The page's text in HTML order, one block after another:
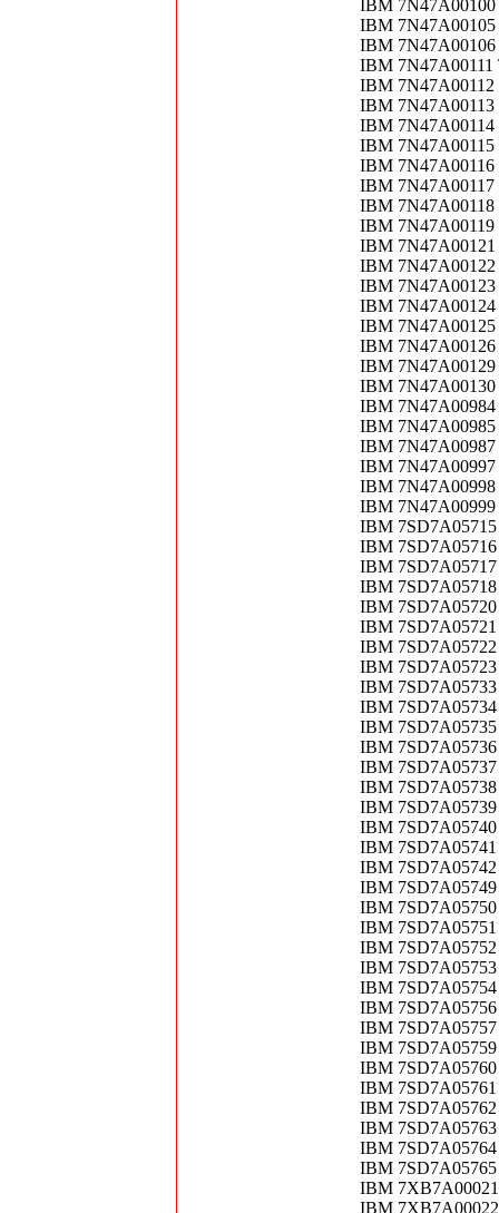
IBM
IBM 7N47A00105
IBM 7N47A00106
IBM 7N47A00111
IBM 7N47A00112
IBM 7N47A00113
IBM 7N47A00114
IBM 7N47A00115
IBM 7N47A00116
IBM 7N47A00117
IBM 7N47A00118
IBM 7N47A00119
IBM 7N47A00121
IBM 7N47A00122
IBM 7N47A00123
IBM
IBM
IBM
IBM
IBM
IBM 7N47A00984
IBM 7N47A00985
IBM 7N47A00987
IBM
IBM
IBM
IBM 7SD7A05715
IBM 7SD7A05716
IBM 7SD7A05717
IBM 7SD7A05718
IBM 7SD7A05720
IBM 7SD7A05721
IBM 7SD7A05722
IBM 7SD7A05723
IBM 7SD7A05733
IBM 7SD7A05734
IBM 7SD7A05735
IBM 7SD7A05736
IBM 7SD7A05737
IBM 7SD7A05738
IBM 7SD7A05739
IBM 7SD7A05740
IBM
IBM 7SD7A05742
IBM
IBM
IBM
IBM
IBM
IBM
IBM
IBM
IBM
IBM
IBM
IBM
IBM
IBM
IBM
IBM
IBM